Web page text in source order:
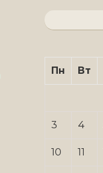
Пн
Вт
3 4
10 11